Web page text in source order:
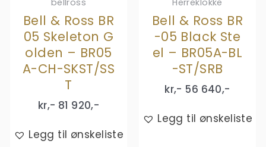
bellross
Bell & Ross BR
05 Skeleton G
olden – BR05
A-CH-SKST/SS
T
kr,- 81 920,-
Legg til ønskeliste
Herreklokke
Bell & Ross BR
-05 Black Ste
el – BR05A-BL
-ST/SRB
kr,- 56 640,-
Legg til ønskeliste